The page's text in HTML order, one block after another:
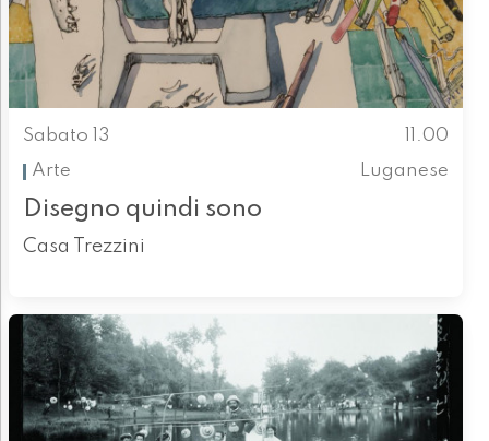
Sabato 13
11.00
Arte
Luganese
Disegno quindi sono
Casa Trezzini